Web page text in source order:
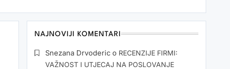
NAJNOVIJI KOMENTARI
Snezana Drvoderic o RECENZIJE FIRMI:
VAŽNOST I UTJECAJ NA POSLOVANJE